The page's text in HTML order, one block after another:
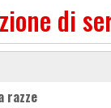
di
razze